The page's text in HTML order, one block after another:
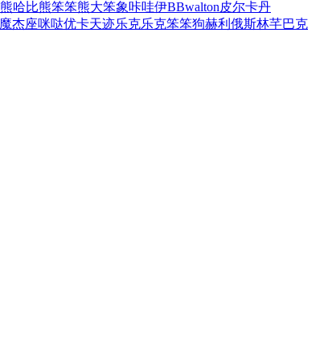
哈比熊笨笨熊大笨象咔哇伊BBwalton皮尔卡丹
魔杰座咪哒优卡天迹乐克乐克笨笨狗赫利俄斯林芊巴克